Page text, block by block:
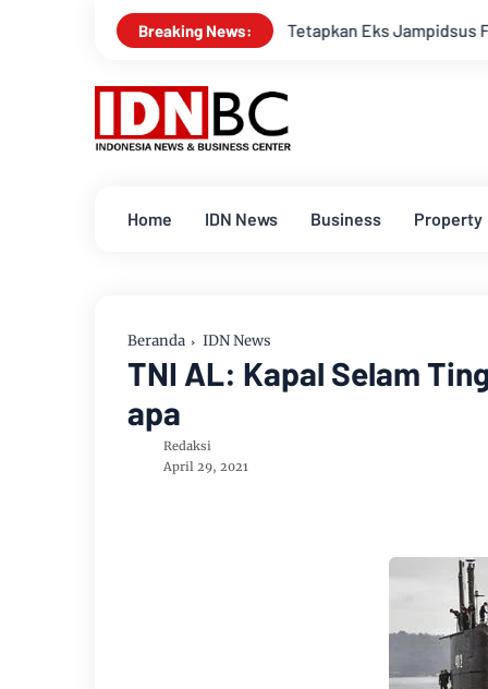
Breaking News:
Polisi Tetapkan Eks Jampidsus Febrie Adriansyah
Home IDN News Business Property
Beranda IDN News
TNI AL: Kapal Selam
apa
Redaksi
April 29, 2021